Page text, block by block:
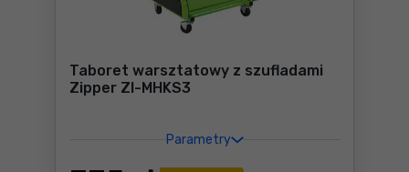
Taboret warsztatowy z szufladami
Zipper ZI-MHKS3
Parametry